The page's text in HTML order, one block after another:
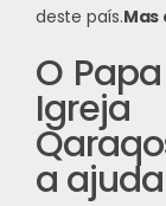
deste país.
O
a